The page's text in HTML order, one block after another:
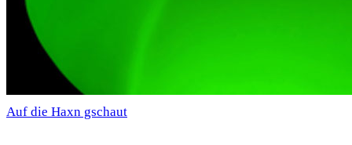
Auf die Haxn gschaut